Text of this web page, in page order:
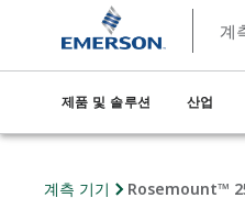
계
제품 및 솔루션 산업
계측 기기 Rosemount™